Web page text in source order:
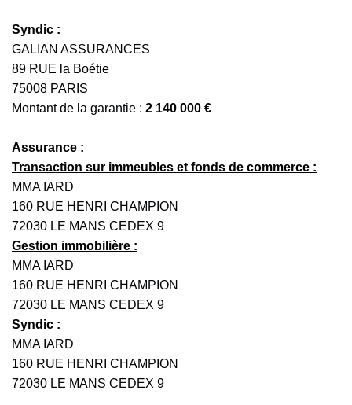
Syndic :
GALIAN ASSURANCES
89 RUE la Boétie
75008 PARIS
Montant de la garantie : 2 140 000 €
Assurance :
Transaction sur immeubles et fonds de commerce :
MMA IARD
160 RUE HENRI CHAMPION
72030 LE MANS CEDEX 9
Gestion immobilière :
MMA IARD
160 RUE HENRI CHAMPION
72030 LE MANS CEDEX 9
Syndic :
MMA IARD
160 RUE HENRI CHAMPION
72030 LE MANS CEDEX 9